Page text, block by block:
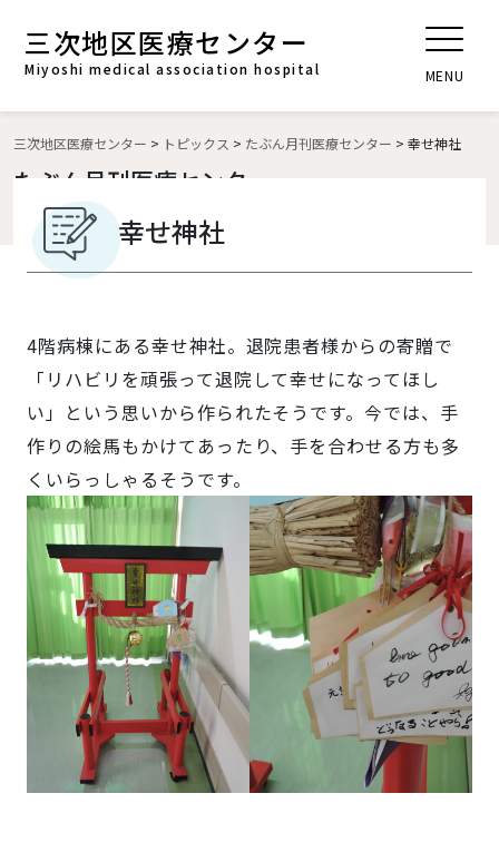
三次地区医療センター
Miyoshi medical association hospital
t
o
g
l
i
a
t
o
n
MENU
三次地区医療センター > トピックス > たぶん月刊医療センター > 幸せ神社
たぶん月刊医療センター
幸せ神社
4階病棟にある幸せ神社。退院患者様からの寄贈で
「リハビリを頑張って退院して幸せになってほし
い」という思いから作られたそうです。今では、手
作りの絵馬もかけてあったり、手を合わせる方も多
くいらっしゃるそうです。